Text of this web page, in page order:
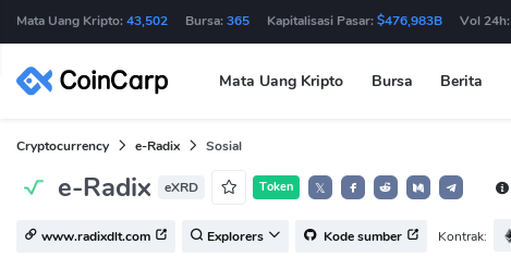
Mata Uang Kripto: 43,502 Bursa: 365 Kapitalisasi Pasar: $476,983B Vol 24h:
Mata Uang Kripto Bursa Berita
Cryptocurrency e-Radix Sosial
e-Radix eXRD Token 𝕏
www.radixdlt.com Explorers Kode sumber Kontrak: